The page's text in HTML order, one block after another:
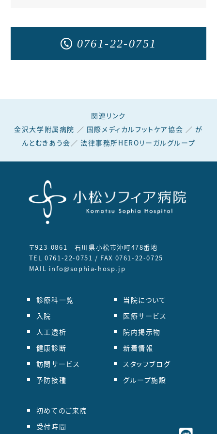
0761-22-0751
関連リンク
金沢大学附属病院 ／ 国際メディカルフットケア協会 ／ が
んとむきあう会 ／ 法律事務所HEROリーガルグループ
〒923-0861 石川県小松市沖町478番地
TEL 0761-22-0751 / FAX 0761-22-0725
MAIL info@sophia-hosp.jp
診療科一覧
入院
人工透析
健康診断
訪問サービス
予防接種
当院について
医療サービス
院内掲示物
新着情報
スタッフブログ
グループ施設
初めてのご来院
受付時間